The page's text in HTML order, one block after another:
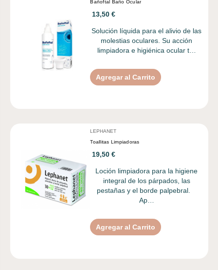
Bañoftal Baño Ocular
13,50 €
Solución líquida para el alivio de las
molestias oculares. Su acción
limpiadora e higiénica ocular t…
Agregar al Carrito
LEPHANET
Toallitas Limpiadoras
19,50 €
Loción limpiadora para la higiene
integral de los párpados, las
pestañas y el borde palpebral.
Ap…
Agregar al Carrito